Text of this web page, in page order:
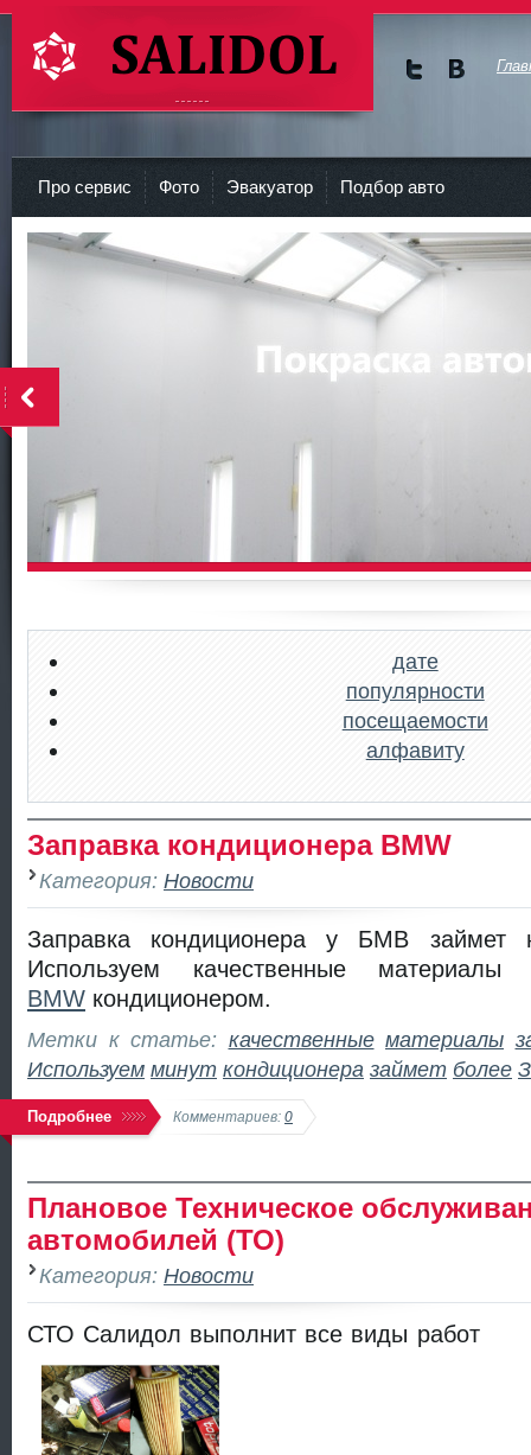
СТО Салидол | salidol в СПб и ЛО
Про сервис Фото Эвакуатор Подбор авто
дате
популярности
посещаемости
алфавиту
Заправка кондиционера BMW
Категория: Новости
Заправка кондиционера у БМВ
Используем качественные
BMW кондиционером.
Метки к статье: качественные материалы
Используем минут кондиционера займет более
Подробнее Комментариев: 0
Плановое Техническое
автомобилей (ТО)
Категория: Новости
СТО Салидол выполнит все виды работ